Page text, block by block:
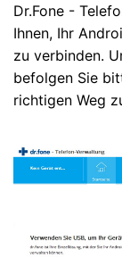
Dr.Fone -
Ihnen, Ihr
zu verbinden.
befolgen Sie
richtigen Weg